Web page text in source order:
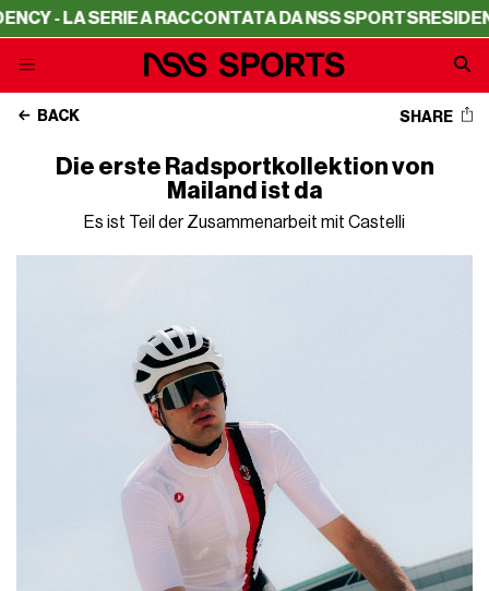
SERIE A RACCONTATA DA NSS SPORTSRESIDENCY - LA
BACK SHARE
Die erste Radsportkollektion von
Mailand ist da
Es ist Teil der Zusammenarbeit mit Castelli